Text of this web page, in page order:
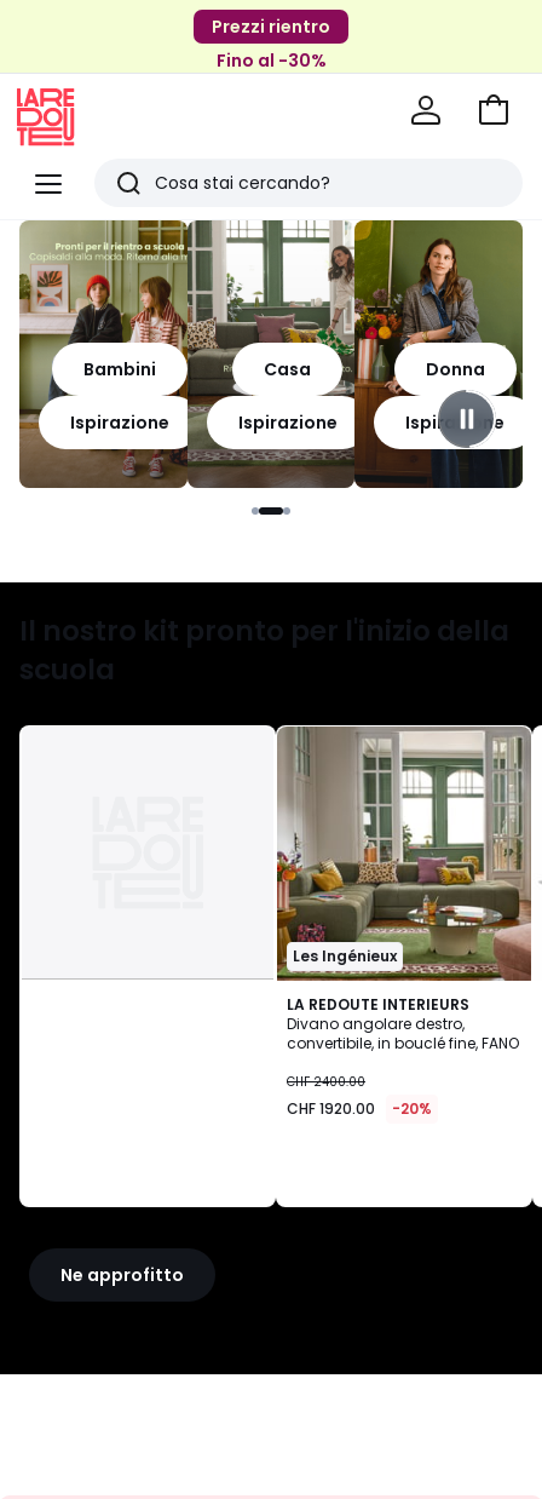
Prezzi rientro
Fino al -30%
Menu
Redoute
Ricerca
Ultimi
articoli
visti
Vai
Bambini
Ispirazione
Casa
Ispirazione
Donna
Ispirazione
Il nostro kit pronto per l'inizio della
scuola
Les Ingénieux
LA REDOUTE INTERIEURS
Divano angolare destro,
convertibile, in bouclé fine, FANO
1920.00
invece
20%
CHF 2400.00
CHF 1920.00 -20%
Ne approfitto